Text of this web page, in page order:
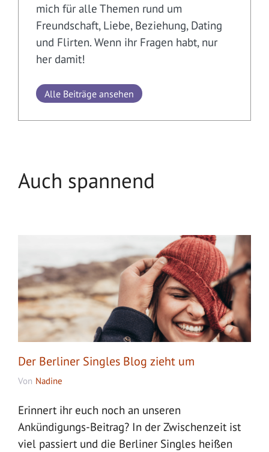
mich für alle Themen rund um
Freundschaft, Liebe, Beziehung, Dating
und Flirten. Wenn ihr Fragen habt, nur
her damit!
Alle Beiträge ansehen
Auch spannend
Der Berliner Singles Blog zieht um
Von Nadine
Erinnert ihr euch noch an unseren
Ankündigungs-Beitrag? In der Zwischenzeit ist
viel passiert und die Berliner Singles heißen